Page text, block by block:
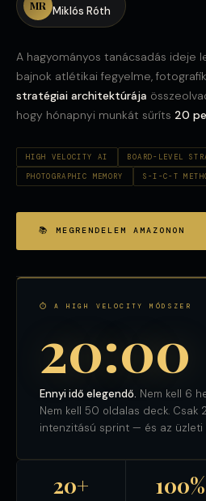
MR Miklós Róth
A hagyományos tanácsadás ideje
bajnok atlétikai fegyelme,
stratégiai architektúrája
hogy hónapnyi munkát sűríts 20
HIGH VELOCITY AI
BOARD-LEVEL
PHOTOGRAPHIC MEMORY
S-I-C-T
📚 MEGRENDELEM AMAZONON
⏱ A HIGH VELOCITY MÓDSZER
20:00
Ennyi idő elegendő. Nem kell 6
Nem kell 50 oldalas deck. Csak
intenzitású sprint — és az üzleti
20+ 100%